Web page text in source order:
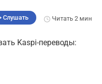
Слушать Читать 2 мин